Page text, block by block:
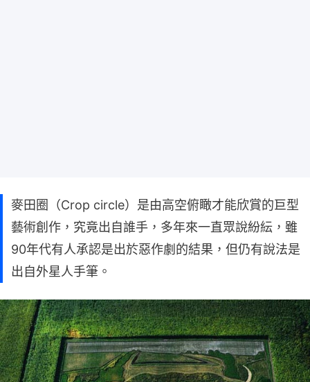
麥田圈（Crop circle）是由高空俯瞰才能欣賞的巨型
藝術創作，究竟出自誰手，多年來一直眾說紛紜，雖
90年代有人承認是出於惡作劇的結果，但仍有說法是
出自外星人手筆。